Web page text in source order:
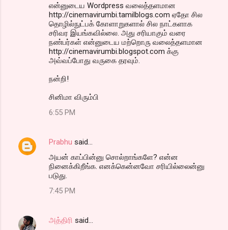
என்னுடைய Wordpress வலைத்தளமான
http://cinemavirumbi.tamilblogs.com ஏதோ சில
தொழில்நுட்பக் கோளாறுகளால் சில நாட்களாக
சரிவர இயங்கவில்லை. அது சரியாகும் வரை
நண்பர்கள் என்னுடைய மற்றொரு வலைத்தளமான
http://cinemavirumbi.blogspot.com க்கு
அவ்வப்போது வருகை தரவும்.
நன்றி!
சினிமா விரும்பி
6:55 PM
Prabhu said…
அயன் காப்பின்னு சொல்றாங்களே? என்ன
நினைக்கிறீங்க. எனக்கென்னவோ சரியில்லைன்னு
படுது.
7:45 PM
அத்திரி said…